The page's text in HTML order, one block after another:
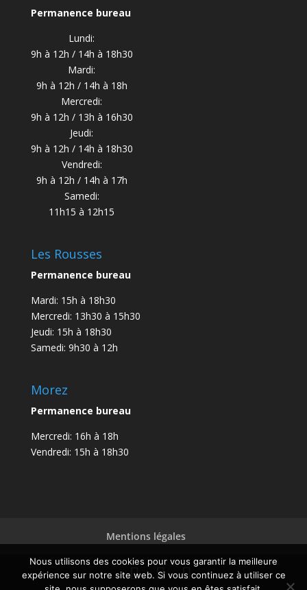
Permanence bureau
Lundi:
9h à 12h / 14h à 18h30
Mardi:
9h à 12h / 14h à 18h
Mercredi:
9h à 12h / 13h à 16h30
Jeudi:
9h à 12h / 14h à 18h30
Vendredi:
9h à 12h / 14h à 17h
Samedi:
11h15 à 12h15
Les Rousses
Permanence bureau
Mardi: 15h à 18h30
Mercredi: 13h30 à 15h30
Jeudi: 15h à 18h30
Samedi: 9h30 à 12h
Morez
Permanence bureau
Mercredi: 16h à 18h
Vendredi: 15h à 18h30
Mentions légales
Nous utilisons des cookies pour vous garantir la meilleure
expérience sur notre site web. Si vous continuez à utiliser ce